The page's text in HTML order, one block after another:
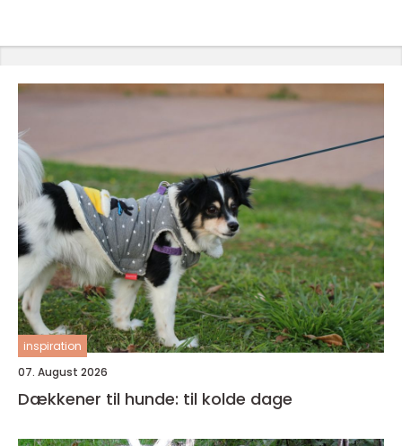
inspiration
07. August 2026
Dækkener til hunde: til kolde dage